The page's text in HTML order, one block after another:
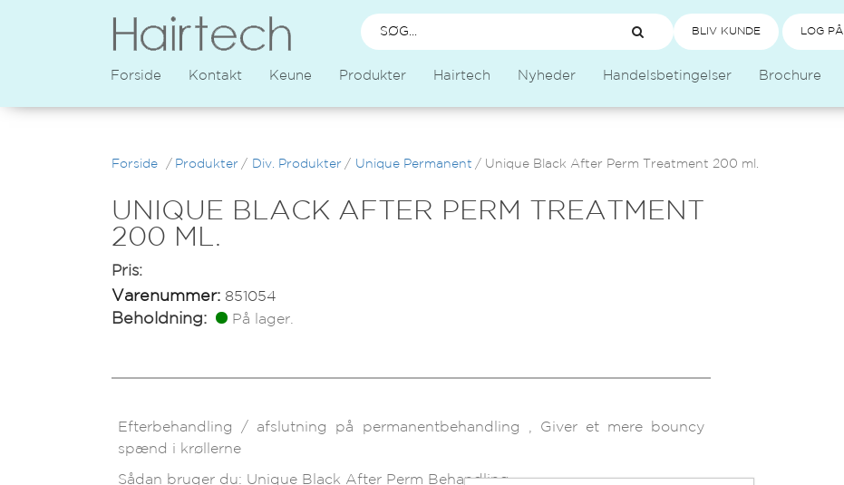
BLIV KUNDE LOG PÅ
Forside Kontakt Keune Produkter Hairtech Nyheder Handelsbetingelser Brochure
Forside / Produkter / Div. Produkter / Unique Permanent / Unique Black After Perm Treatment 200 ml.
UNIQUE BLACK AFTER PERM TREATMENT
200 ML.
Pris:
Varenummer: 851054
Beholdning: På lager.
Efterbehandling / afslutning på permanentbehandling , Giver et mere bouncy
spænd i krøllerne
Sådan bruger du: Unique Black After Perm Behandling